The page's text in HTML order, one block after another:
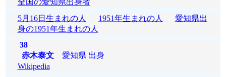
全国の愛知県出身者
5月16日生まれの人
1951年生まれの人
愛知県出
身の1951年生まれの人
38
赤木泰文愛知県 出身
Wikipedia